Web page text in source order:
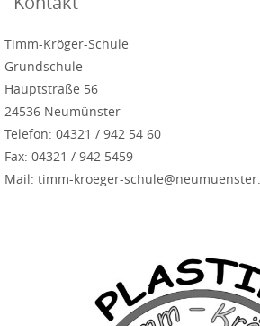
Timm-Kröger-Schule
Grundschule
Hauptstraße 56
24536 Neumünster
Telefon: 04321 / 942 54 60
Fax: 04321 / 942 5459
Mail: timm-kroeger-